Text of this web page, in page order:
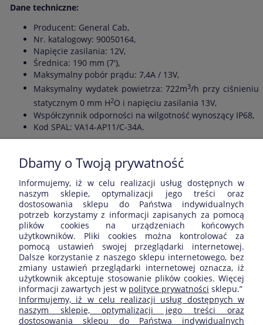
Dane techniczne:
Producent: General Cab,
Nr. katalogowy: 90050164,
Napięcie zasilania: 12V,
Średnica: 190 mm (7'),
Maksymalny pobór prądu: 7,4A / 13V,
Maksymalny wydatek powietrza: 722m3/h przy ciśnieniu
statycznym 0 mm H2O i napięciu zasilania 13V,
Współczynnik odporności na wilgotność wynoszący IP68,
Kod SPAL: VA14-AP11/C-34A.
poboru prądu przeprowadzane przy napięciu zasilania 13V.
Opinie o produkcie (0)
Wyświetlane są wszystkie opinie (pozytywne i negatywne). Nie
weryfikujemy, czy pochodzą one od klientów, którzy kupili dany
produkt.
ZAKUPY
Dbamy o Twoją prywatność
Informujemy, iż w celu realizacji usług dostępnych w
naszym sklepie, optymalizacji jego treści oraz
dostosowania sklepu do Państwa indywidualnych
potrzeb korzystamy z informacji zapisanych za pomocą
plików cookies na urządzeniach końcowych
użytkowników. Pliki cookies można kontrolować za
pomocą ustawień swojej przeglądarki internetowej.
Dalsze korzystanie z naszego sklepu internetowego, bez
zmiany ustawień przeglądarki internetowej oznacza, iż
użytkownik akceptuje stosowanie plików cookies. Więcej
informacji zawartych jest w polityce prywatności sklepu.”
Informujemy, iż w celu realizacji usług dostępnych w
naszym sklepie, optymalizacji jego treści oraz
dostosowania sklepu do Państwa indywidualnych